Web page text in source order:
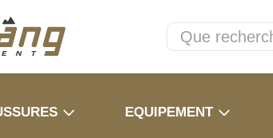
EQUIPEMENT